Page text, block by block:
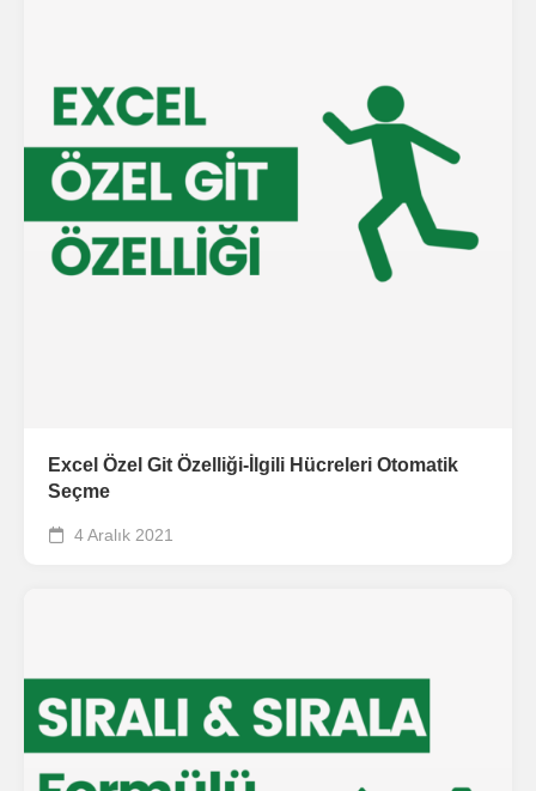
Excel Özel Git Özelliği-İlgili Hücreleri Otomatik
Seçme
4 Aralık 2021